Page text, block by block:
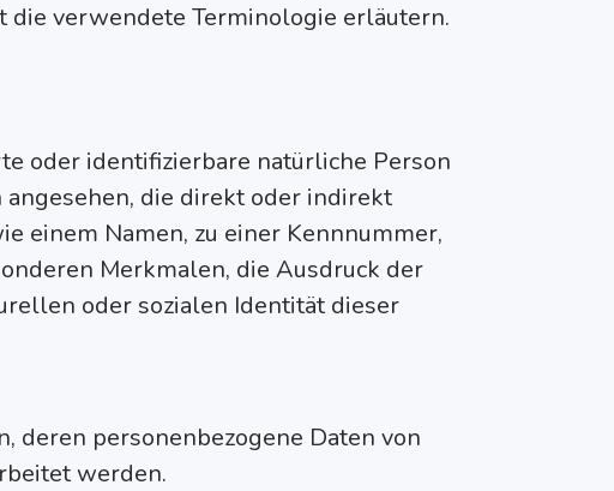
die verwendete Terminologie erläutern.
oder identifizierbare natürliche Person
die direkt oder indirekt
einem Namen, zu einer Kennnummer,
Merkmalen, die Ausdruck der
oder sozialen Identität dieser
deren personenbezogene Daten von
werden.